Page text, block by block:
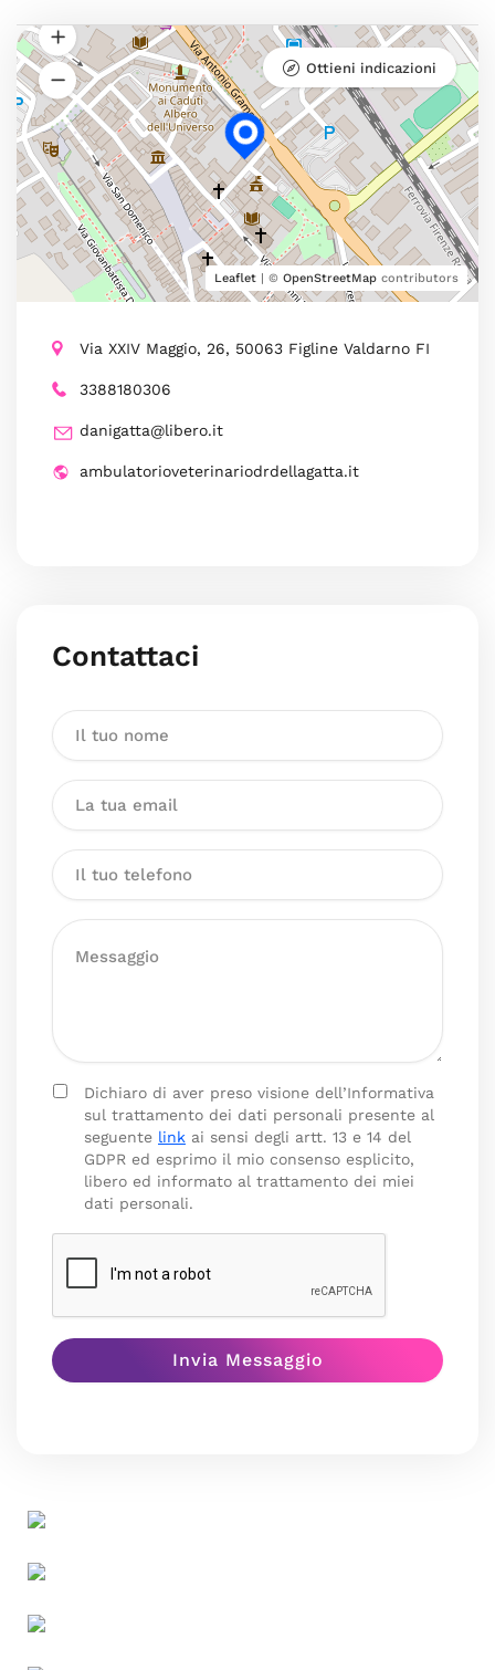
Leaflet | © OpenStreetMap contributors
Ottieni indicazioni
Via XXIV Maggio, 26, 50063 Figline Valdarno FI
3388180306
danigatta@libero.it
ambulatorioveterinariodrdellagatta.it
Contattaci
Dichiaro di aver preso visione dell’Informativa
sul trattamento dei dati personali presente al
seguente link ai sensi degli artt. 13 e 14 del
GDPR ed esprimo il mio consenso esplicito,
libero ed informato al trattamento dei miei
dati personali.